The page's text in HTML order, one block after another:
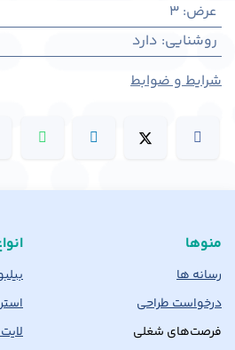
عرض:
3
روشنایی: دارد
شرایط و ضوابط
منوها
رسانه ها
درخواست طراحی
فرصت‌های شغلی